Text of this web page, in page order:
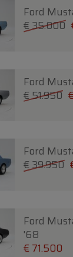
Ford
€ 35.000
Ford
€ 51.950
Ford
€ 39.950
Ford
'68
€ 71.500